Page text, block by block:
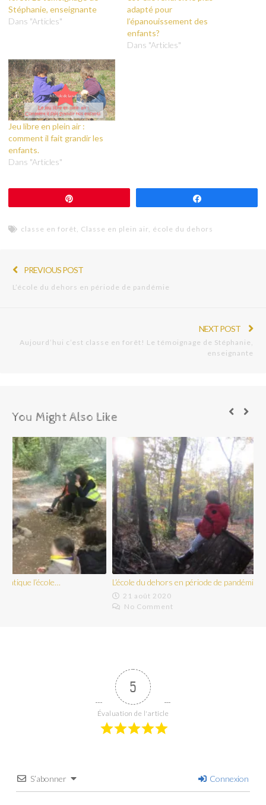
Stéphanie, enseignante
Dans "Articles"
adapté pour
l’épanouissement des
enfants?
Dans "Articles"
Jeu libre en plein air :
comment il fait grandir les
enfants.
Dans "Articles"
classe en forêt Classe en plein air école du dehors
PREVIOUS POST
L’école du dehors en période de pandémie
NEXT POST
Aujourd’hui c’est classe en forêt! Le témoignage de Stéphanie,
enseignante
You Might Also Like
L’école du dehors en période de pandémie
5
Évaluation de l'article
S’abonner Connexion